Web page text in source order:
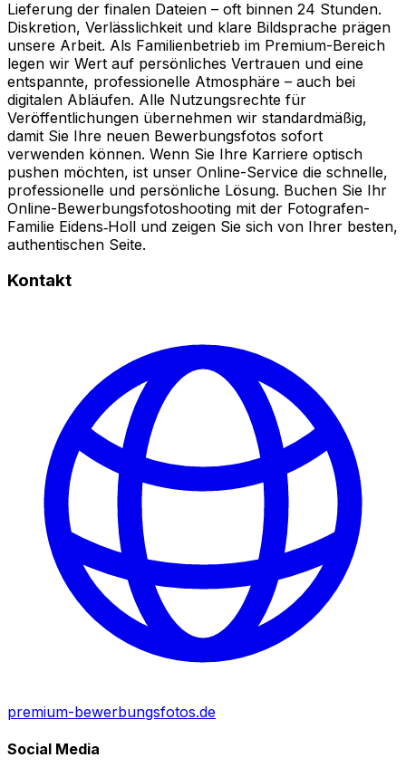
Lieferung der finalen Dateien – oft binnen 24 Stunden.
Diskretion, Verlässlichkeit und klare Bildsprache prägen
unsere Arbeit. Als Familienbetrieb im Premium-Bereich
legen wir Wert auf persönliches Vertrauen und eine
entspannte, professionelle Atmosphäre – auch bei
digitalen Abläufen. Alle Nutzungsrechte für
Veröffentlichungen übernehmen wir standardmäßig,
damit Sie Ihre neuen Bewerbungsfotos sofort
verwenden können. Wenn Sie Ihre Karriere optisch
pushen möchten, ist unser Online-Service die schnelle,
professionelle und persönliche Lösung. Buchen Sie Ihr
Online-Bewerbungsfotoshooting mit der Fotografen-
Familie Eidens‑Holl und zeigen Sie sich von Ihrer besten,
authentischen Seite.
Kontakt
premium-bewerbungsfotos.de
Social Media